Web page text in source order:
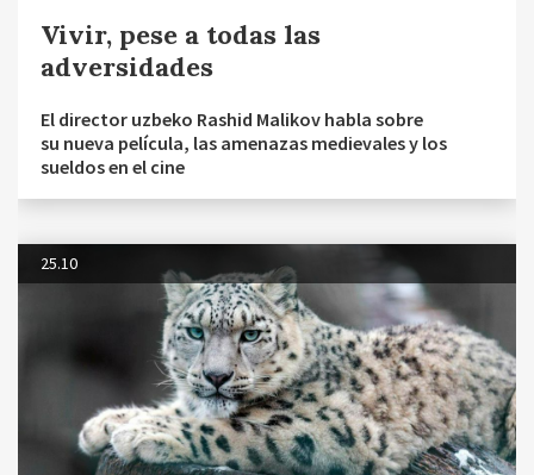
Vivir, pese a todas las
adversidades
El director uzbeko Rashid Malikov habla sobre
su nueva película, las amenazas medievales y los
sueldos en el cine
25.10